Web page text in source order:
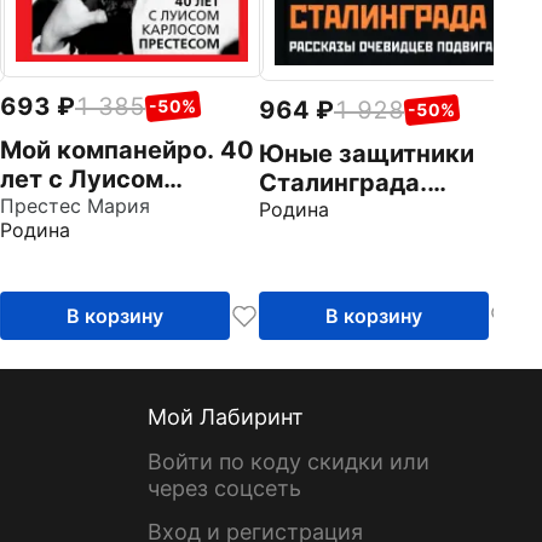
693 1 385 -50%
Мой компанейро. 40
лет с Луисом
Карлосом
Престесом
Престес Мария
Родина
В корзину
964 1 928 -50%
Юные защитники
Сталинграда.
Рассказы
Родина
В корзину
Мой Лабиринт
Войти по коду скидки или
через соцсеть
Вход и регистрация